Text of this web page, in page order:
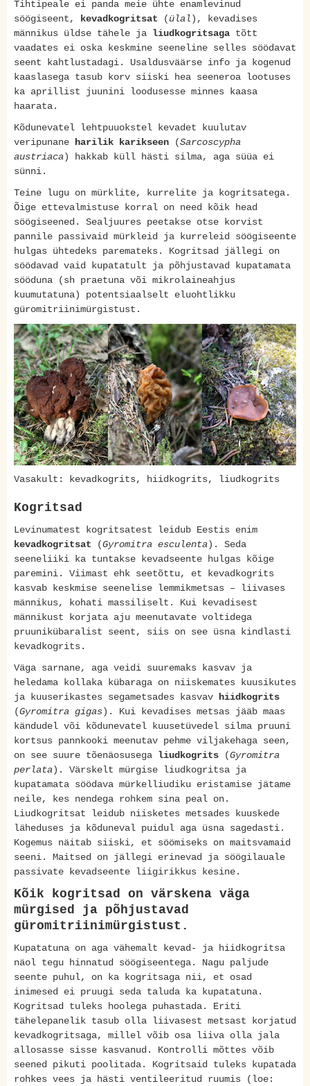
Tihtipeale ei panda meie ühte enamlevinud
söögiseent,
kevadkogritsat (ülal), kevadises
männikus üldse tähele ja liudkogritsaga tõtt
vaadates ei oska keskmine seeneline selles söödavat
seent kahtlustadagi. Usaldusväärse info ja kogenud
kaaslasega tasub korv siiski hea seeneroa lootuses
ka aprillist juunini loodusesse minnes kaasa
haarata.
Kõdunevatel lehtpuuokstel kevadet kuulutav
veripunane
harilik karikseen (Sarcoscypha
austriaca) hakkab küll hästi silma, aga süüa ei
sünni.
Teine lugu on mürklite, kurrelite ja kogritsatega.
Õige ettevalmistuse korral on need kõik head
söögiseened. Sealjuures peetakse otse korvist
pannile passivaid mürkleid ja kurreleid söögiseente
hulgas ühtedeks paremateks. Kogritsad jällegi on
söödavad vaid kupatatult ja põhjustavad kupatamata
sööduna (sh praetuna või mikrolaineahjus
kuumutatuna) potentsiaalselt eluohtlikku
güromitriinimürgistust.
Vasakult: kevadkogrits, hiidkogrits, liudkogrits
Kogritsad
Levinumatest kogritsatest leidub Eestis enim
kevadkogritsat (Gyromitra esculenta). Seda
seeneliiki ka tuntakse kevadseente hulgas kõige
paremini. Viimast ehk seetõttu, et kevadkogrits
kasvab keskmise seenelise lemmikmetsas – liivases
männikus, kohati massiliselt. Kui kevadisest
männikust korjata aju meenutavate voltidega
pruunikübaralist seent, siis on see üsna kindlasti
kevadkogrits.
Väga sarnane, aga veidi suuremaks kasvav ja
heledama kollaka kübaraga on niiskemates kuusikutes
ja kuuserikastes segametsades kasvav
hiidkogrits
(Gyromitra gigas). Kui kevadises metsas jääb maas
kändudel või kõdunevatel kuusetüvedel silma pruuni
kortsus pannkooki meenutav pehme viljakehaga seen,
on see suure tõenäosusega liudkogrits (Gyromitra
perlata). Värskelt mürgise liudkogritsa ja
kupatamata söödava mürkelliudiku eristamise jätame
neile, kes nendega rohkem sina peal on.
Liudkogritsat leidub niisketes metsades kuuskede
läheduses ja kõduneval puidul aga üsna sagedasti.
Kogemus näitab siiski, et söömiseks on maitsvamaid
seeni. Maitsed on jällegi erinevad ja söögilauale
passivate kevadseente liigirikkus kesine.
Kõik kogritsad on värskena väga
mürgised ja põhjustavad
güromitriinimürgistust.
Kupatatuna on aga vähemalt kevad- ja hiidkogritsa
näol tegu hinnatud söögiseentega. Nagu paljude
seente puhul, on ka kogritsaga nii, et osad
inimesed ei pruugi seda taluda ka kupatatuna.
Kogritsad tuleks hoolega puhastada. Eriti
tähelepanelik tasub olla liivasest metsast korjatud
kevadkogritsaga, millel võib osa liiva olla jala
allosasse sisse kasvanud. Kontrolli mõttes võib
seened pikuti poolitada. Kogritsaid tuleks kupatada
rohkes vees ja hästi ventileeritud ruumis (loe: